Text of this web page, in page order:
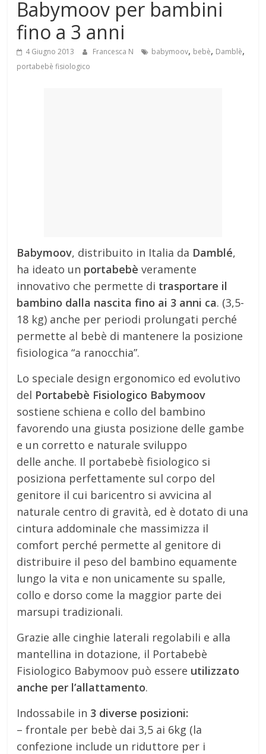
Mondo
Babymoov per bambini
fino a 3 anni
4 Giugno 2013 Francesca N babymoov, bebè, Damblè,
portabebè fisiologico
Babymoov, distribuito in Italia da Damblé,
ha ideato un portabebè veramente
innovativo che permette di trasportare il
bambino dalla nascita fino ai 3 anni ca. (3,5-
18 kg) anche per periodi prolungati perché
permette al bebè di mantenere la posizione
fisiologica “a ranocchia”.
Lo speciale design ergonomico ed evolutivo
del Portabebè Fisiologico Babymoov
sostiene schiena e collo del bambino
favorendo una giusta posizione delle gambe
e un corretto e naturale sviluppo
delle anche. Il portabebè fisiologico si
posiziona perfettamente sul corpo del
genitore il cui baricentro si avvicina al
naturale centro di gravità, ed è dotato di una
cintura addominale che massimizza il
comfort perché permette al genitore di
distribuire il peso del bambino equamente
lungo la vita e non unicamente su spalle,
collo e dorso come la maggior parte dei
marsupi tradizionali.
Grazie alle cinghie laterali regolabili e alla
mantellina in dotazione, il Portabebè
Fisiologico Babymoov può essere utilizzato
anche per l’allattamento.
Indossabile in 3 diverse posizioni:
– frontale per bebè dai 3,5 ai 6kg (la
confezione include un riduttore per i